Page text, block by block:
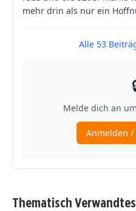
Thematisch Verwandtes